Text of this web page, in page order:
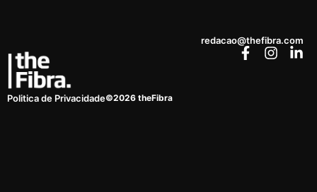
redacao@thefibra.com
Politica de Privacidade©2026 theFibra